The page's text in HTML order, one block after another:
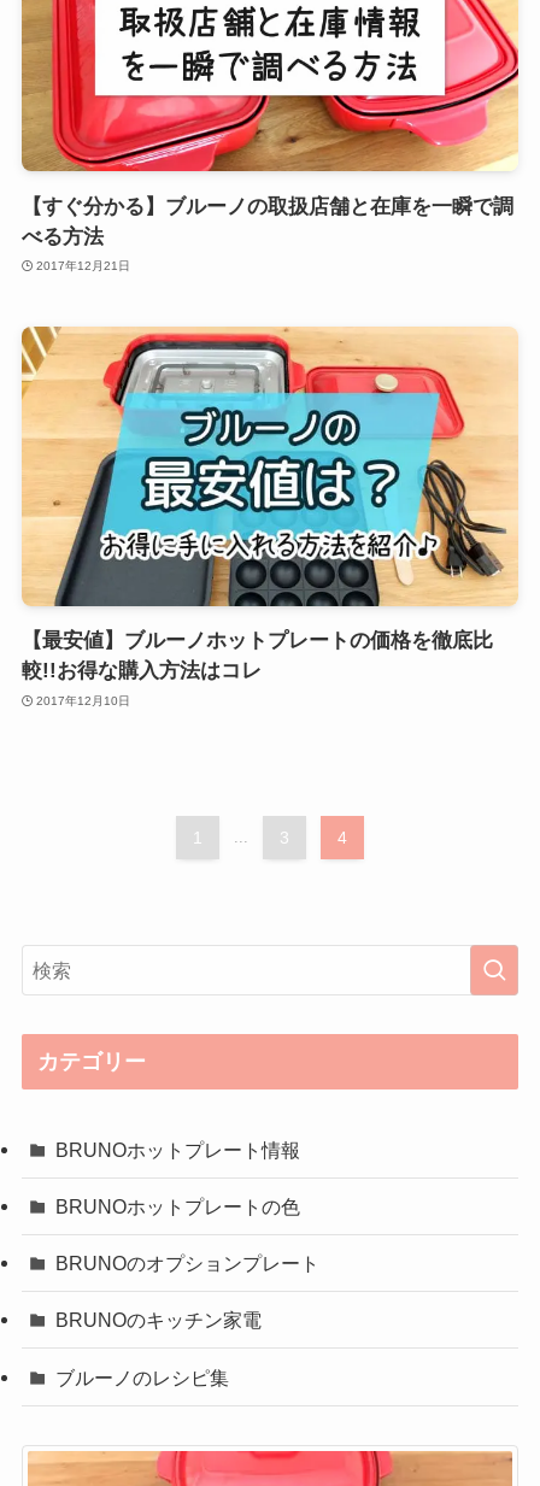
【すぐ分かる】ブルーノの取扱店舗と在庫を一瞬で調
べる方法
2017年12月21日
【最安値】ブルーノホットプレートの価格を徹底比
較!!お得な購入方法はコレ
2017年12月10日
1 ... 3 4
カテゴリー
BRUNOホットプレート情報
BRUNOホットプレートの色
BRUNOのオプションプレート
BRUNOのキッチン家電
ブルーノのレシピ集